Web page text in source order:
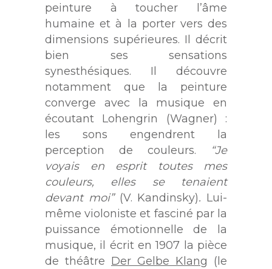
peinture à toucher l’âme
humaine et à la porter vers des
dimensions supérieures. Il décrit
bien ses sensations
synesthésiques. Il découvre
notamment que la peinture
converge avec la musique en
écoutant Lohengrin (Wagner) :
les sons engendrent la
perception de couleurs.
“Je
voyais en esprit toutes mes
couleurs, elles se tenaient
devant moi”(V. Kandinsky). Lui-
même violoniste et fasciné par la
puissance émotionnelle de la
musique, il écrit en 1907 la pièce
de théâtre Der Gelbe Klang (le